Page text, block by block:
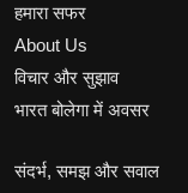
हमारा सफर
About Us
विचार और सुझाव
भारत बोलेगा में अवसर
संदर्भ, समझ और सवाल